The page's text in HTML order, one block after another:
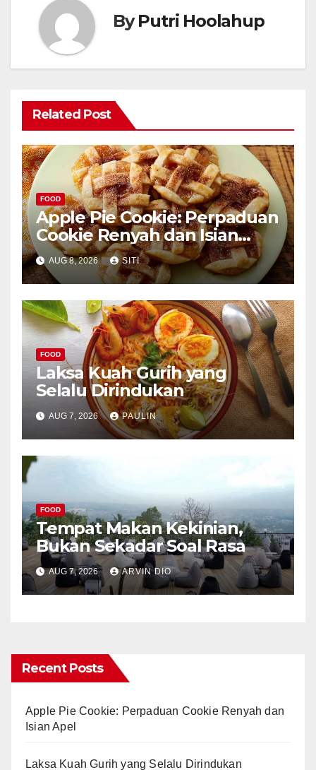
ByPutri Hoolahup
Related Post
FOOD
Apple Pie Cookie: Perpaduan
Cookie Renyah dan Isian
Apel
AUG 8, 2026 SITI
FOOD
Laksa Kuah Gurih yang
Selalu Dirindukan
AUG 7, 2026 PAULIN
FOOD
Tempat Makan Kekinian,
Bukan Sekadar Soal Rasa
AUG 7, 2026 ARVIN DIO
Recent Posts
Apple Pie Cookie: Perpaduan Cookie Renyah dan
Isian Apel
Laksa Kuah Gurih yang Selalu Dirindukan